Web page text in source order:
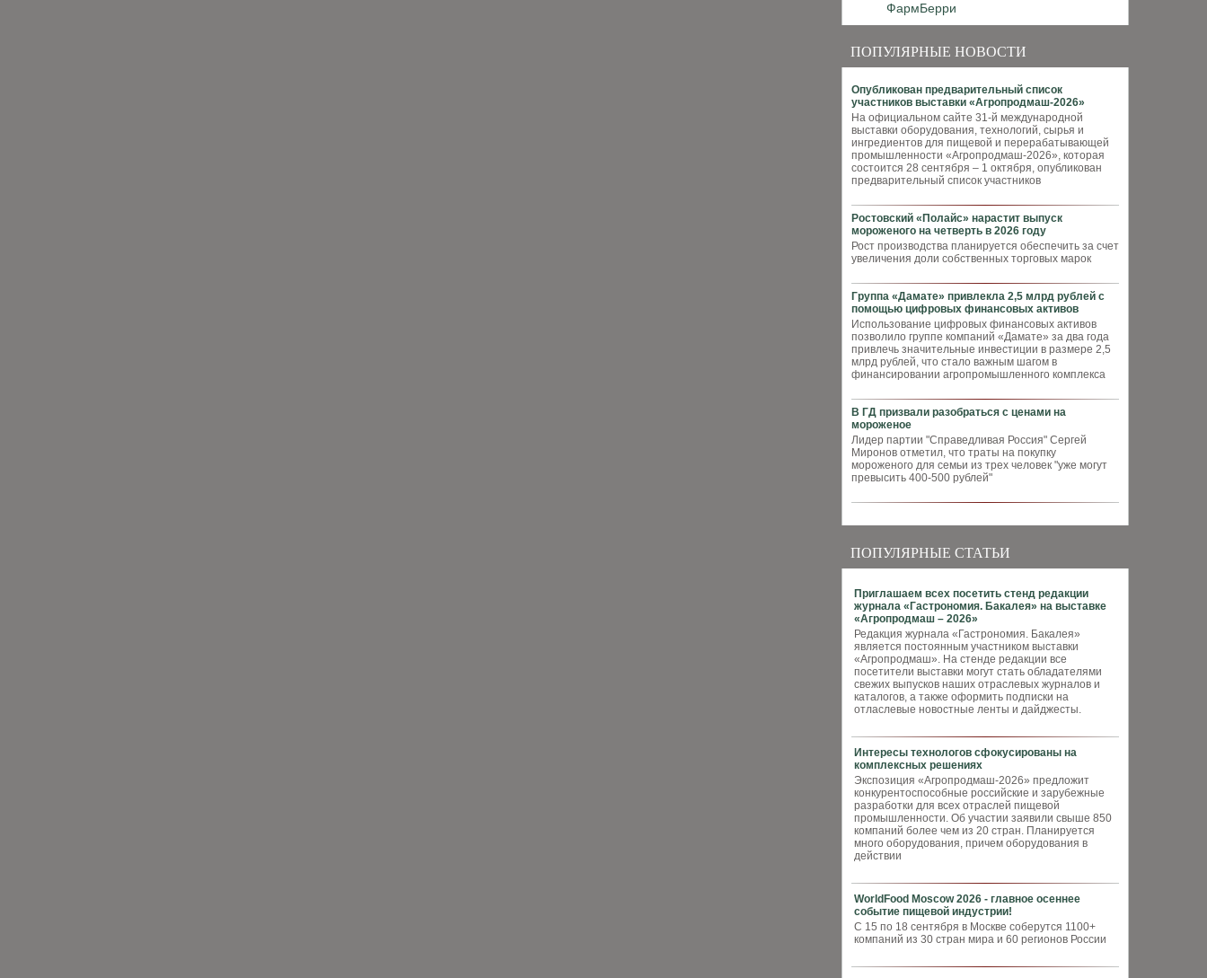
ФармБерри
ПОПУЛЯРНЫЕ НОВОСТИ
Опубликован предварительный список
участников выставки «Агропродмаш-2026»
На официальном сайте 31-й международной
выставки оборудования, технологий, сырья и
ингредиентов для пищевой и перерабатывающей
промышленности «Агропродмаш-2026», которая
состоится 28 сентября – 1 октября, опубликован
предварительный список участников
Ростовский «Полайс» нарастит выпуск
мороженого на четверть в 2026 году
Рост производства планируется обеспечить за счет
увеличения доли собственных торговых марок
Группа «Дамате» привлекла 2,5 млрд рублей с
помощью цифровых финансовых активов
Использование цифровых финансовых активов
позволило группе компаний «Дамате» за два года
привлечь значительные инвестиции в размере 2,5
млрд рублей, что стало важным шагом в
финансировании агропромышленного комплекса
В ГД призвали разобраться с ценами на
мороженое
Лидер партии "Справедливая Россия" Сергей
Миронов отметил, что траты на покупку
мороженого для семьи из трех человек "уже могут
превысить 400-500 рублей"
ПОПУЛЯРНЫЕ СТАТЬИ
Приглашаем всех посетить стенд редакции
журнала «Гастрономия. Бакалея» на выставке
«Агропродмаш – 2026»
Редакция журнала «Гастрономия. Бакалея»
является постоянным участником выставки
«Агропродмаш». На стенде редакции все
посетители выставки могут стать обладателями
свежих выпусков наших отраслевых журналов и
каталогов, а также оформить подписки на
отласлевые новостные ленты и дайджесты.
Интересы технологов сфокусированы на
комплексных решениях
Экспозиция «Агропродмаш-2026» предложит
конкурентоспособные российские и зарубежные
разработки для всех отраслей пищевой
промышленности. Об участии заявили свыше 850
компаний более чем из 20 стран. Планируется
много оборудования, причем оборудования в
действии
WorldFood Moscow 2026 - главное осеннее
событие пищевой индустрии!
С 15 по 18 сентября в Москве соберутся 1100+
компаний из 30 стран мира и 60 регионов России